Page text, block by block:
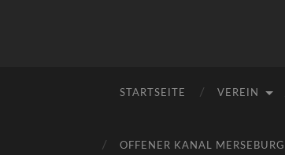
STARTSEITE VEREIN
OFFENER KANAL